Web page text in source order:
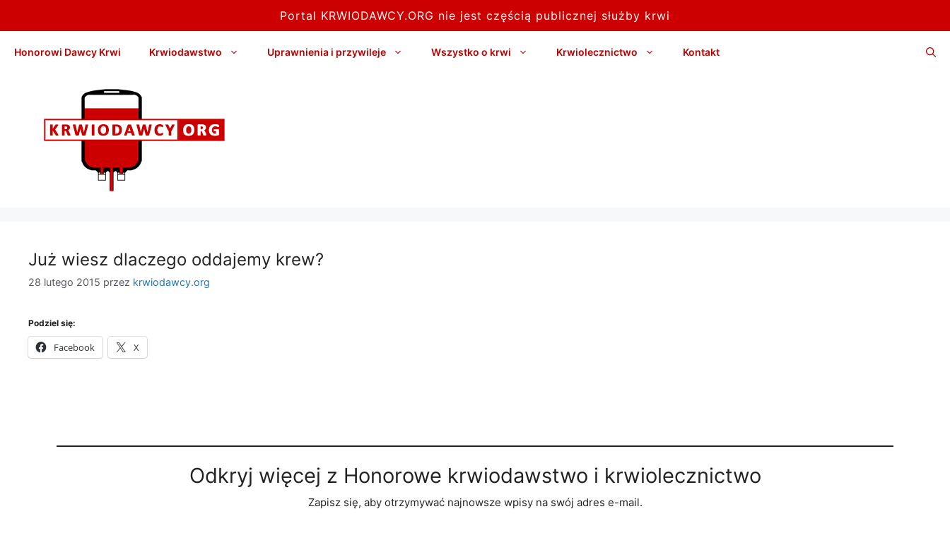
Portal KRWIODAWCY.ORG nie jest częścią publicznej służby krwi
Honorowi Dawcy Krwi Krwiodawstwo Uprawnienia i przywileje Wszystko o krwi Krwiolecznictwo Kontakt
Już wiesz dlaczego oddajemy krew?
28 lutego 2015 przez krwiodawcy.org
Podziel się:
Facebook X
Odkryj więcej z Honorowe krwiodawstwo i krwiolecznictwo
Zapisz się, aby otrzymywać najnowsze wpisy na swój adres e-mail.